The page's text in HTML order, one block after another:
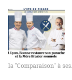
la "Comparaison" à ses…